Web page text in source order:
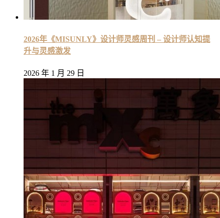
2026年《MISUNLY》设计师灵感周刊 – 设计师认知提
升与灵感激发
2026 年 1 月 29 日